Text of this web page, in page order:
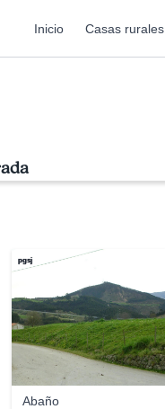
Inicio Casas rurales
Abaño
pgsj